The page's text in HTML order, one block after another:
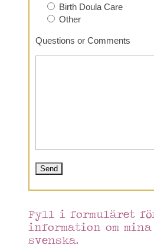
Birth Doula Care
Other
Questions or Comments
Fyll i formuläret
information om
svenska.